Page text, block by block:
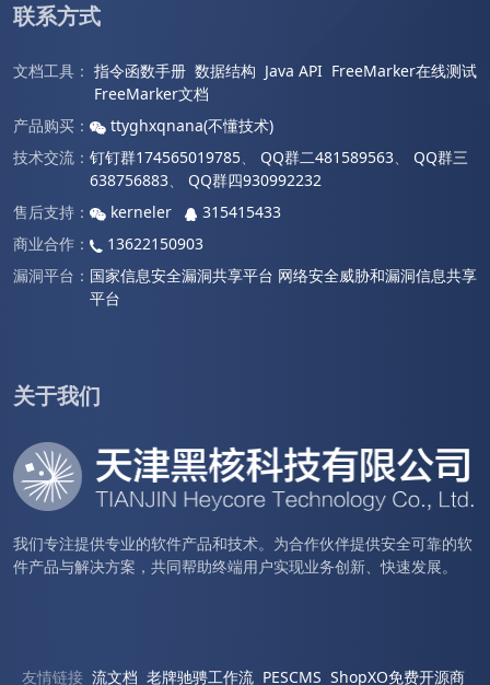
联系方式
文档工具： 指令函数手册 数据结构 Java API FreeMarker在线测试
FreeMarker文档
产品购买：
ttyghxqnana(不懂技术)
技术交流： 钉钉群174565019785、 QQ群二481589563、 QQ群三
638756883、 QQ群四930992232
售后支持：
kerneler
315415433
商业合作：
13622150903
漏洞平台： 国家信息安全漏洞共享平台 网络安全威胁和漏洞信息共享
平台
关于我们
我们专注提供专业的软件产品和技术。为合作伙伴提供安全可靠的软
件产品与解决方案，共同帮助终端用户实现业务创新、快速发展。
友情链接 流文档 老牌驰骋工作流 PESCMS ShopXO免费开源商